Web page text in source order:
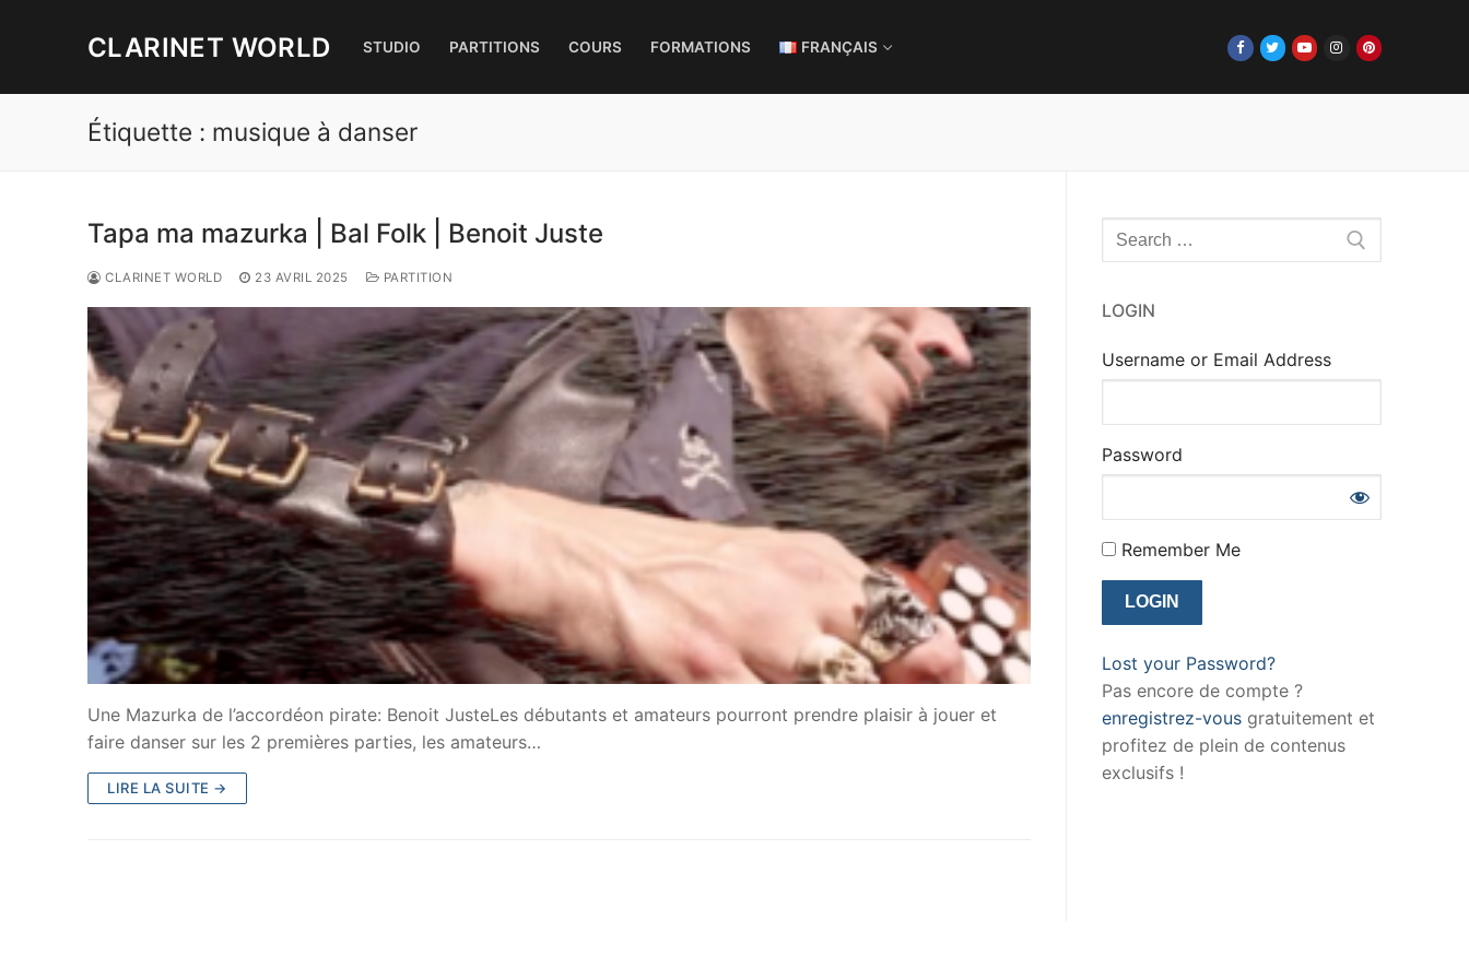
CLARINET WORLD STUDIO PARTITIONS COURS FORMATIONS FRANÇAIS
Étiquette : musique à danser
Tapa ma mazurka | Bal Folk | Benoit Juste
CLARINET WORLD 23 AVRIL 2025 PARTITION
Une Mazurka de l’accordéon pirate: Benoit JusteLes débutants et amateurs pourront prendre plaisir à jouer et
faire danser sur les 2 premières parties, les amateurs…
LIRE LA SUITE →
Rechercher
:
LOGIN
Username or Email Address
Password
Remember Me
Lost your Password?
Pas encore de compte ?
enregistrez-vous gratuitement et
profitez de plein de contenus
exclusifs !